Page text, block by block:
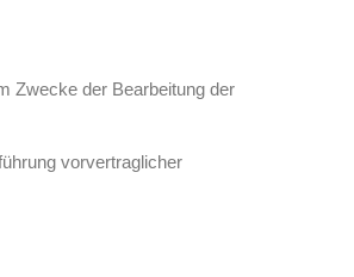
Zwecke der Bearbeitung der
vorvertraglicher